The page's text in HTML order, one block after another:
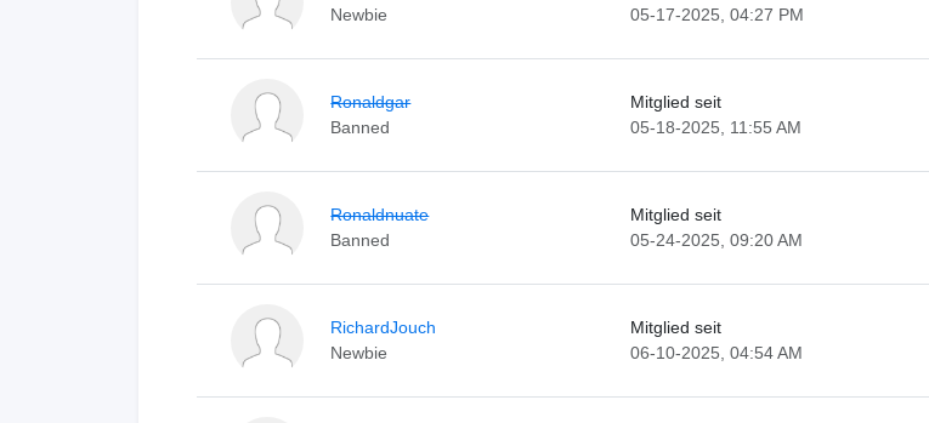
Newbie
05-17-2025, 04:27 PM
Ronaldgar
Banned
Mitglied seit
05-18-2025, 11:55 AM
Ronaldnuate
Banned
Mitglied seit
05-24-2025, 09:20 AM
RichardJouch
Newbie
Mitglied seit
06-10-2025, 04:54 AM